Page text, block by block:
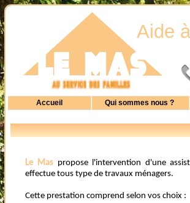
Aide
Le Mas propose l'intervention d'une
effectue tous type de travaux ménagers.
Cette prestation comprend selon vos choix :
Accueil Qui sommes nous ?